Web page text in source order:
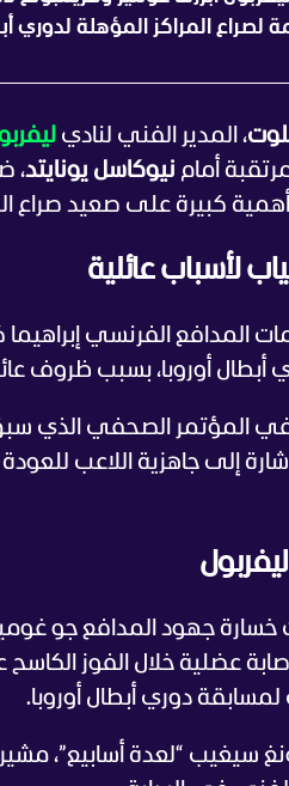
لصراع المراكز المؤهلة لدوري
، المدير الفني لنادي
أمام نيوكاسل يونايتد،
كبيرة على صعيد صراع
لأسباب عائلية
أبطال أوروبا، بسبب ظروف
المؤتمر الصحفي الذي
إلى جاهزية اللاعب
جهود المدافع جو
لمسابقة دوري أبطال أوروبا.
سيغيب “لعدة أسابيع”،